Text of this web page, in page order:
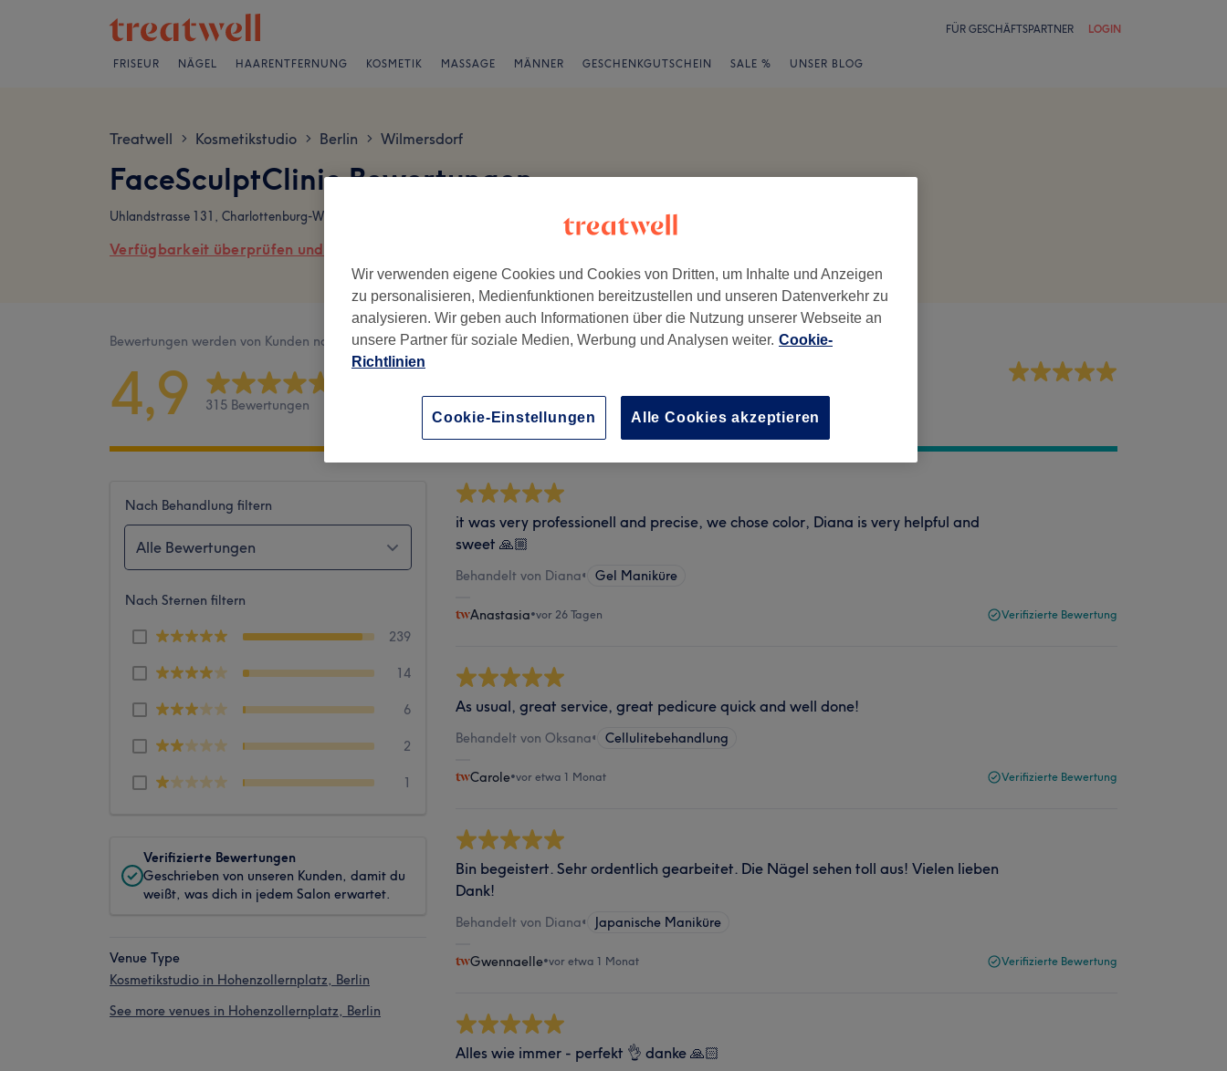
FÜR GESCHÄFTSPARTNER LOGIN
FRISEUR NÄGEL HAARENTFERNUNG KOSMETIK MASSAGE MÄNNER GESCHENKGUTSCHEIN SALE % UNSER BLOG
Treatwell > Kosmetikstudio > Berlin > Wilmersdorf
FaceSculptClinic Bewertungen
Uhlandstrasse 131, Charlottenburg-Wilmersdorf, 10717 Berlin
Verfügbarkeit überprüfen und online buchen
Bewertungen werden von Kunden nach ihrem Besuch geschrieben.
4,9 315 Bewertungen Sauberkeit
Nach Behandlung filtern
Alle Bewertungen
Nach Sternen filtern
239
14
6
2
1
Verifizierte Bewertungen
Geschrieben von unseren Kunden, damit du
weißt, was dich in jedem Salon erwartet.
Venue Type
Kosmetikstudio in Hohenzollernplatz, Berlin
See more venues in Hohenzollernplatz, Berlin
it was very professionell and precise, we chose color, Diana is very helpful and
sweet 🙏🏼
Behandelt von Diana• Gel Maniküre
Anastasia•vor 26 Tagen Verifizierte Bewertung
As usual, great service, great pedicure quick and well done!
Behandelt von Oksana• Cellulitebehandlung
Carole•vor etwa 1 Monat Verifizierte Bewertung
Bin begeistert. Sehr ordentlich gearbeitet. Die Nägel sehen toll aus! Vielen lieben
Dank!
Behandelt von Diana• Japanische Maniküre
Gwennaelle•vor etwa 1 Monat Verifizierte Bewertung
Alles wie immer - perfekt 👌 danke 🙏🏻
Wir verwenden eigene Cookies und Cookies von Dritten, um Inhalte und Anzeigen
zu personalisieren, Medienfunktionen bereitzustellen und unseren Datenverkehr zu
analysieren. Wir geben auch Informationen über die Nutzung unserer Webseite an
unsere Partner für soziale Medien, Werbung und Analysen weiter. Cookie-
Richtlinien
Cookie-Einstellungen Alle Cookies akzeptieren